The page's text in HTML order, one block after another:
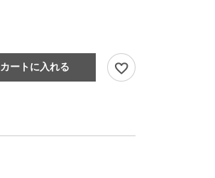
カートに入れる